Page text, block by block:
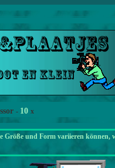
- 10 x
Größe und Form variieren können,